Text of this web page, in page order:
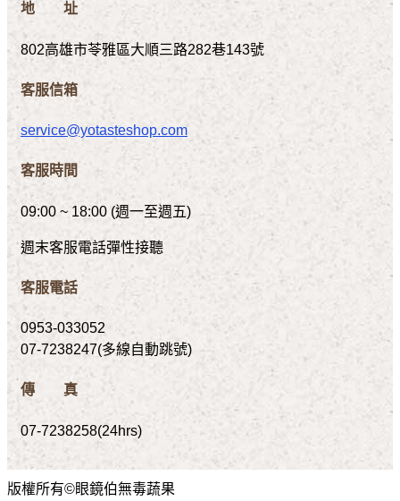
地 址
802高雄市苓雅區大順三路282巷143號
客服信箱
service@yotasteshop.com
客服時間
09:00 ~ 18:00 (週一至週五)
週末客服電話彈性接聽
客服電話
0953-033052
07-7238247(多線自動跳號)
傳 真
07-7238258(24hrs)
版權所有©眼鏡伯無毒蔬果